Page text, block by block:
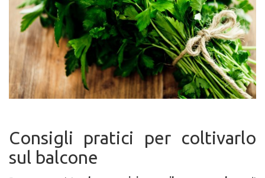
Consigli pratici per coltivarlo
sul balcone